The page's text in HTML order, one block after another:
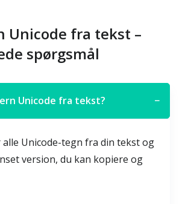
Unicode fra tekst –
spørgsmål
Unicode fra tekst? −
Unicode-tegn fra din tekst og
version, du kan kopiere og